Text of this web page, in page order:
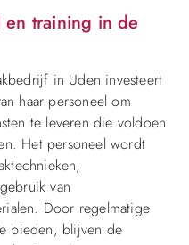
en training in de
in Uden investeert
haar personeel om
te leveren die voldoen
Het personeel wordt
van
Door regelmatige
bieden, blijven de